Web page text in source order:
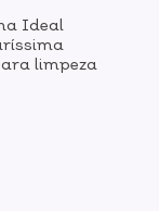
Ideal
limpeza